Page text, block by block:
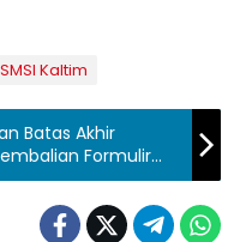
SMSI Kaltim
Batas Akhir
Formulir